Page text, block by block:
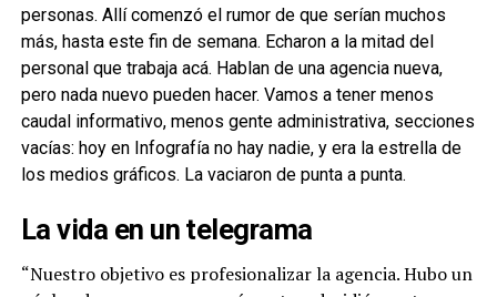
personas. Allí comenzó el rumor de que serían muchos
más, hasta este fin de semana. Echaron a la mitad del
personal que trabaja acá. Hablan de una agencia nueva,
pero nada nuevo pueden hacer. Vamos a tener menos
caudal informativo, menos gente administrativa, secciones
vacías: hoy en Infografía no hay nadie, y era la estrella de
los medios gráficos. La vaciaron de punta a punta.
La vida en un telegrama
“Nuestro objetivo es profesionalizar la agencia. Hubo un